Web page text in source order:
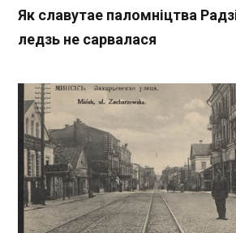
Як славутае паломніцтва
ледзь не сарвалася